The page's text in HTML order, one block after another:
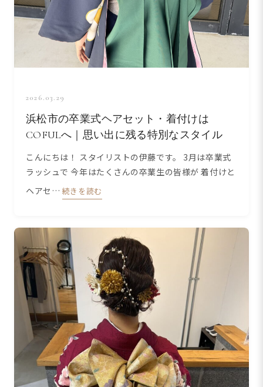
2026.03.29
浜松市の卒業式ヘアセット・着付けは
COFULへ｜思い出に残る特別なスタイル
こんにちは！ スタイリストの伊藤です。 3月は卒業式
ラッシュで 今年はたくさんの卒業生の皆様が 着付けと
ヘアセ… 続きを読む